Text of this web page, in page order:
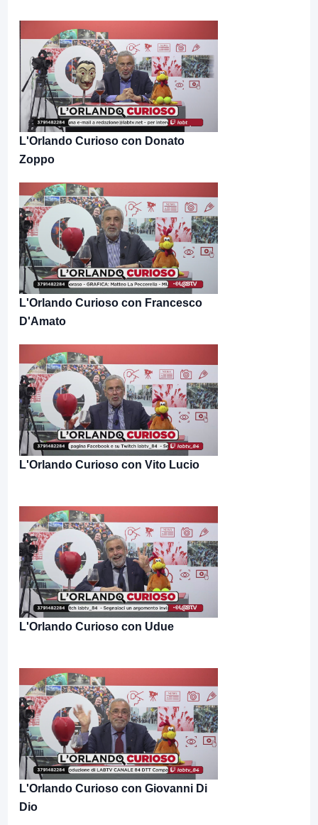
L'Orlando Curioso con Donato
Zoppo
L'Orlando Curioso con Francesco
D'Amato
L'Orlando Curioso con Vito Lucio
L'Orlando Curioso con Udue
L'Orlando Curioso con Giovanni Di
Dio